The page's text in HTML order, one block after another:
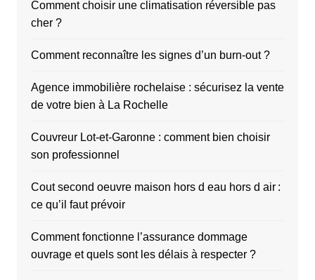
Comment choisir une climatisation réversible pas
cher ?
Comment reconnaître les signes d’un burn-out ?
Agence immobilière rochelaise : sécurisez la vente
de votre bien à La Rochelle
Couvreur Lot-et-Garonne : comment bien choisir
son professionnel
Cout second oeuvre maison hors d eau hors d air :
ce qu’il faut prévoir
Comment fonctionne l’assurance dommage
ouvrage et quels sont les délais à respecter ?